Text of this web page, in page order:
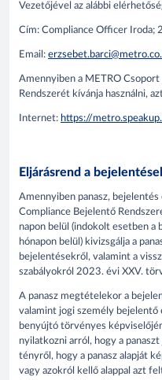
Vezetőjével az alábbi
Cím: Compliance Officer Iroda;
Email:
Amennyiben a METRO
Rendszerét kívánja használni,
Internet: https://
Eljárásrend a
Amennyiben panasz, bejelentés
Compliance Bejelentő
napon belül (indokolt esetben
hónapon belül) kivizsgálja a
bejelentésekről, valamint a
szabályokról 2023. évi XXV.
A panasz megtételekor a
valamint jogi személy
benyújtó törvényes
nyilatkozni arról, hogy a
tényről, hogy a panasz alapját
vagy azokról kellő alappal azt